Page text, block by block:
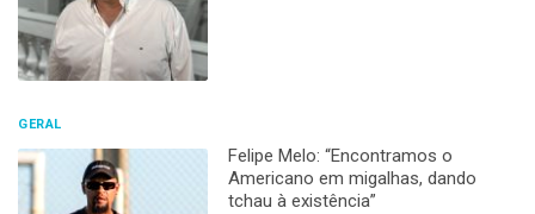
GERAL
Felipe Melo: “Encontramos o
Americano em migalhas, dando
tchau à existência”